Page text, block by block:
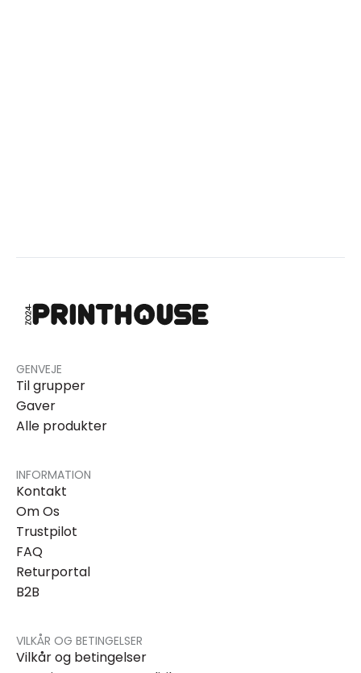
GENVEJE
Til grupper
Gaver
Alle produkter
INFORMATION
Kontakt
Om Os
Trustpilot
FAQ
Returportal
B2B
VILKÅR OG BETINGELSER
Vilkår og betingelser